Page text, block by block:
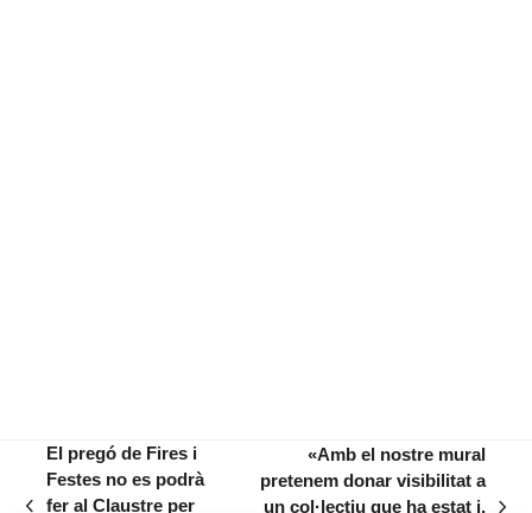
El pregó de Fires i
Festes no es podrà
fer al Claustre per
«Amb el nostre mural
pretenem donar visibilitat a
un col·lectiu que ha estat i,